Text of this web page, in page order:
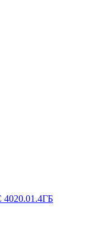
4020.01.4ГБ